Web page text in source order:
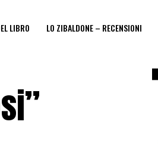
LIBRO LO ZIBALDONE – RECENSIONI